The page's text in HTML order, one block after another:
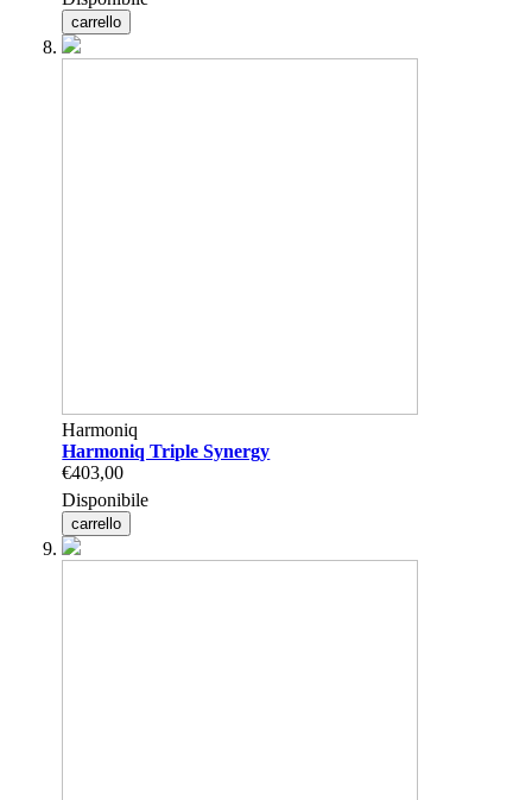
carrello
Harmoniq
Harmoniq Triple Synergy
€403,00
Disponibile
carrello